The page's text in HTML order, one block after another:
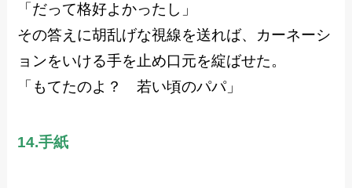
「だって格好よかったし」
その答えに胡乱げな視線を送れば、カーネーシ
ョンをいける手を止め口元を綻ばせた。
「もてたのよ？ 若い頃のパパ」
14.手紙